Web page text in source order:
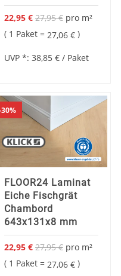
22,95 € 27,95 € pro m²
1 Paket = Sonderangebot
27,06 €
UVP *: 38,85 € / Paket
30%
FLOOR24 Laminat
Eiche Fischgrät
Chambord
643x131x8 mm
22,95 € 27,95 € pro m²
1 Paket = Sonderangebot
27,06 €